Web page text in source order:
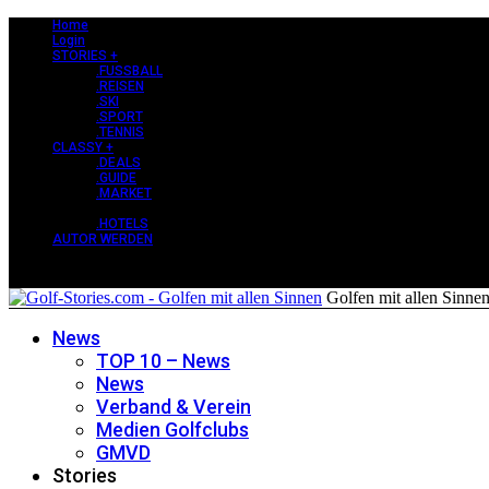
Home
Login
STORIES +
.FUSSBALL
.REISEN
.SKI
.SPORT
.TENNIS
CLASSY +
.DEALS
.GUIDE
.MARKET
.HOTELS
AUTOR WERDEN
Golfen mit allen Sinnen
News
TOP 10 – News
News
Verband & Verein
Medien Golfclubs
GMVD
Stories